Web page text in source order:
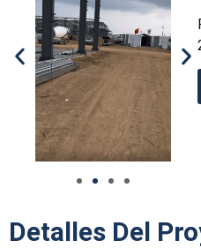
Detalles Del